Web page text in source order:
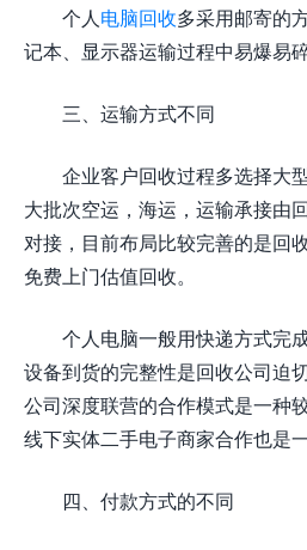
个人 电脑回收多采用邮寄的
记本、显示器运输过程中易爆易
三、运输方式不同
企业客户回收过程多选择大
大批次空运，海运，运输承接由
对接，目前布局比较完善的是回
免费上门估值回收。
个人电脑一般用快递方式完
设备到货的完整性是回收公司迫
公司深度联营的合作模式是一种
线下实体二手电子商家合作也是
四、付款方式的不同